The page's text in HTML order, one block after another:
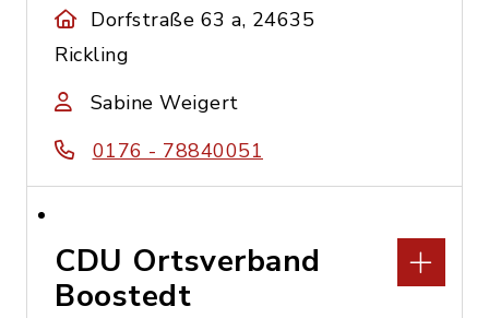
Dorfstraße 63 a, 24635
Rickling
Sabine Weigert
0176 - 78840051
CDU Ortsverband
Boostedt